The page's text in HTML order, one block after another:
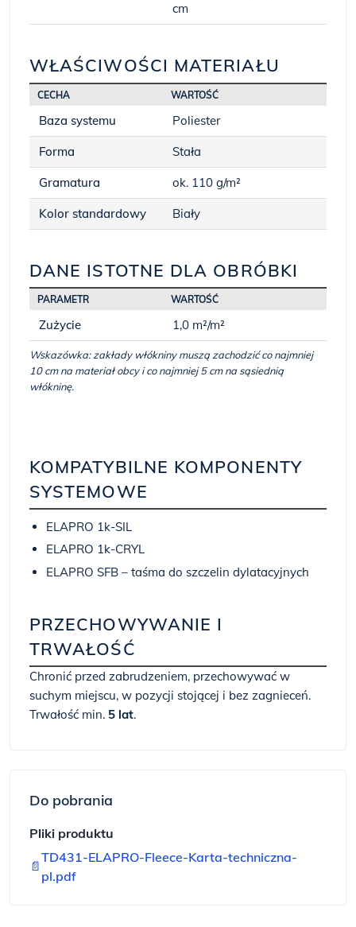
cm
WŁAŚCIWOŚCI MATERIAŁU
CECHA WARTOŚĆ
Baza systemu Poliester
Forma Stała
Gramatura ok. 110 g/m²
Kolor standardowy Biały
DANE ISTOTNE DLA OBRÓBKI
PARAMETR WARTOŚĆ
Zużycie 1,0 m²/m²
Wskazówka: zakłady włókniny muszą zachodzić co najmniej
10 cm na materiał obcy i co najmniej 5 cm na sąsiednią
włókninę.
KOMPATYBILNE KOMPONENTY
SYSTEMOWE
ELAPRO 1k-SIL
ELAPRO 1k-CRYL
ELAPRO SFB – taśma do szczelin dylatacyjnych
PRZECHOWYWANIE I
TRWAŁOŚĆ
Chronić przed zabrudzeniem, przechowywać w
suchym miejscu, w pozycji stojącej i bez zagnieceń.
Trwałość min. 5 lat.
Do pobrania
Pliki produktu
📄
TD431-ELAPRO-Fleece-Karta-techniczna-
pl.pdf